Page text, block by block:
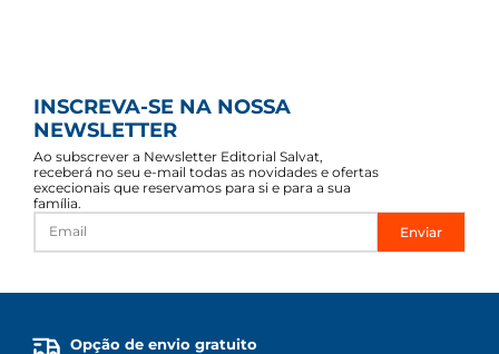
INSCREVA-SE NA NOSSA
NEWSLETTER
Ao subscrever a Newsletter Editorial Salvat,
receberá no seu e-mail todas as novidades e ofertas
excecionais que reservamos para si e para a sua
família.
Enviar
Opção de envio gratuito